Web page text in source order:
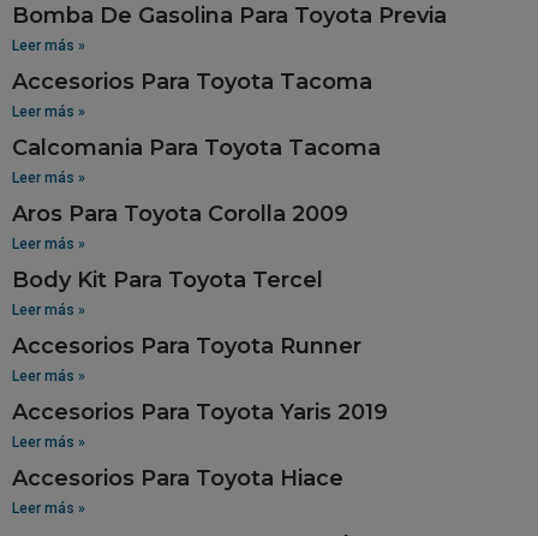
Bomba De Gasolina Para Toyota Previa
Leer más »
Accesorios Para Toyota Tacoma
Leer más »
Calcomania Para Toyota Tacoma
Leer más »
Aros Para Toyota Corolla 2009
Leer más »
Body Kit Para Toyota Tercel
Leer más »
Accesorios Para Toyota Runner
Leer más »
Accesorios Para Toyota Yaris 2019
Leer más »
Accesorios Para Toyota Hiace
Leer más »